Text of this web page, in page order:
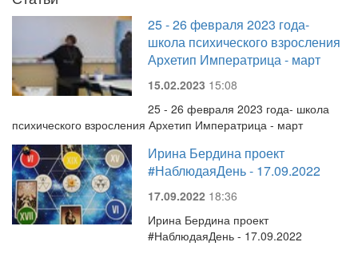
25 - 26 февраля 2023 года-
школа психического взросления
Архетип Императрица - март
15.02.2023 15:08
25 - 26 февраля 2023 года- школа
психического взросления Архетип Императрица - март
Ирина Бердина проект
#НаблюдаяДень - 17.09.2022
17.09.2022 18:36
Ирина Бердина проект
#НаблюдаяДень - 17.09.2022